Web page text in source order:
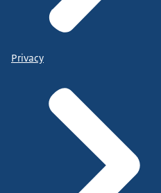
Privacy